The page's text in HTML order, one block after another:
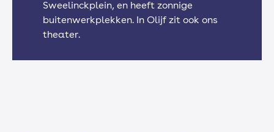
Sweelinckplein, en heeft zonnige
buitenwerkplekken. In Olijf zit ook ons
theater.